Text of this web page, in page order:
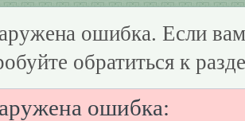
ошибка. Если
обратиться к
ошибка: